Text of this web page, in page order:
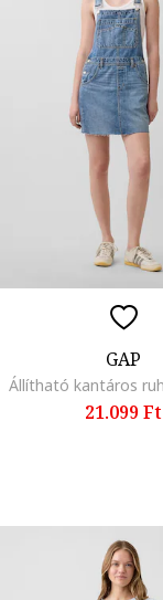
GAP
21.099 Ft